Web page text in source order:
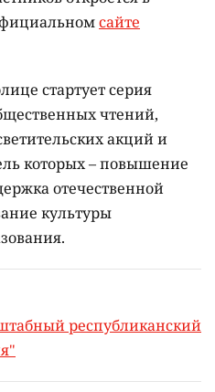
сайте
стартует серия
чтений,
акций и
которых –повышение
отечественной
культуры
республиканский